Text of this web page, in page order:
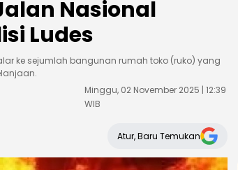
Nasional
Ludes
ke sejumlah bangunan rumah toko (ruko) yang
Minggu, 02 November 2025 | 12:39
WIB
Atur, Baru Temukan